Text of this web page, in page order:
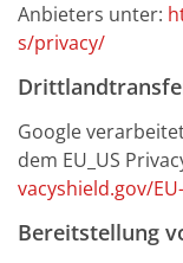
Anbieters unter:
s/privacy/
Google
dem EU_US
vacyshield.gov/
Bereitstellung